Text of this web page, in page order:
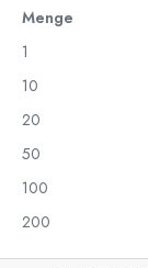
Menge
1
10
20
50
100
200